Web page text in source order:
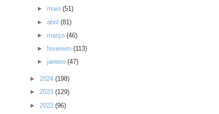
► maio(51)
►abril(81)
► março(46)
►fevereiro(113)
► janeiro(47)
► 2024 (198)
► 2023 (129)
► 2022 (96)